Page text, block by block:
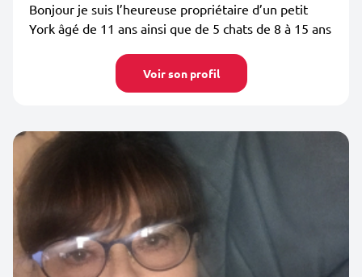
Bonjour je suis l’heureuse propriétaire d’un petit
York âgé de 11 ans ainsi que de 5 chats de 8 à 15 ans
Voir son profil